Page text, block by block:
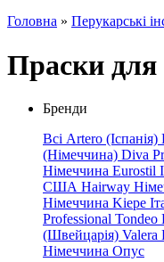
Головна » Перукарські
Праски для
Бренди
Всі Artero (Іспанія)
(Німеччина) Diva
Німеччина Eurostil
США Hairway
Німеччина Kiepe
Professional Tondeo
(Швейцарія) Valera
Німеччина Опус